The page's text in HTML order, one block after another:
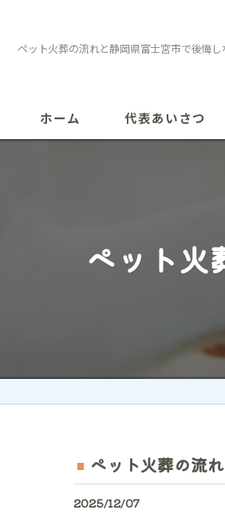
ペット火葬の流れと静岡県富士宮市で後悔
ホーム 代表あいさつ
ペット火
ペット火葬の流
2025/12/07